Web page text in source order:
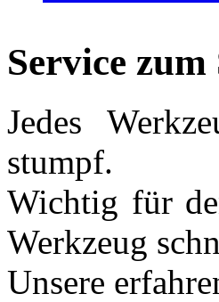
Service
Jedes
stumpf.
Wichtig für
Werkzeug
Unsere